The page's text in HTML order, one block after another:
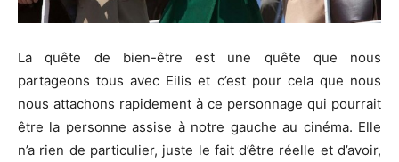
La quête de bien-être est une quête que nous
partageons tous avec Eilis et c’est pour cela que nous
nous attachons rapidement à ce personnage qui pourrait
être la personne assise à notre gauche au cinéma. Elle
n’a rien de particulier, juste le fait d’être réelle et d’avoir,